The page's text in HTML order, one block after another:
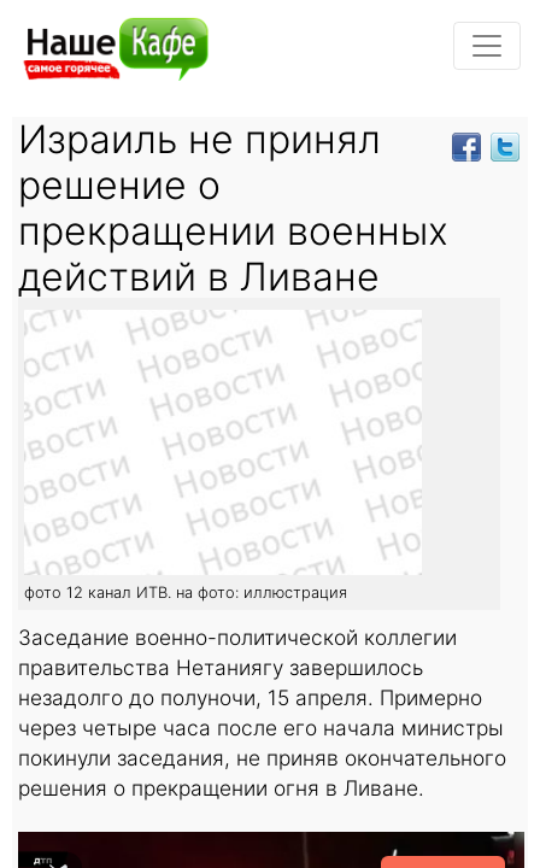
Израиль не принял
решение о
прекращении военных
действий в Ливане
фото 12 канал ИТВ. на фото: иллюстрация
Заседание военно-политической коллегии
правительства Нетаниягу завершилось
незадолго до полуночи, 15 апреля. Примерно
через четыре часа после его начала министры
покинули заседания, не приняв окончательного
решения о прекращении огня в Ливане.